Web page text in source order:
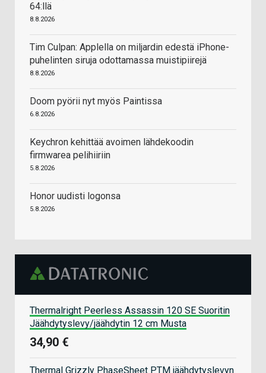
64:llä
8.8.2026
Tim Culpan: Applella on miljardin edestä iPhone-
puhelinten siruja odottamassa muistipiirejä
8.8.2026
Doom pyörii nyt myös Paintissa
6.8.2026
Keychron kehittää avoimen lähdekoodin
firmwarea pelihiiriin
5.8.2026
Honor uudisti logonsa
5.8.2026
Thermalright Peerless Assassin 120 SE Suoritin
Jäähdytyslevy/jäähdytin 12 cm Musta
34,90 €
Thermal Grizzly PhaseSheet PTM jäähdytyslevyn